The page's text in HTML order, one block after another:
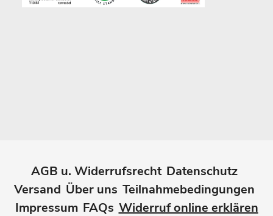
AGB u. Widerrufsrecht Datenschutz
Versand Über uns Teilnahmebedingungen
Impressum FAQs Widerruf online erklären